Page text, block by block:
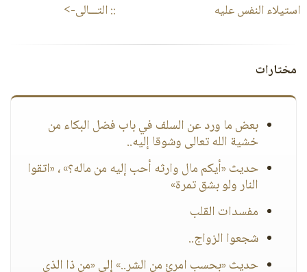
استيلاء النفس عليه
:: التـــالى->
مختارات
بعض ما ورد عن السلف في باب فضل البكاء من
خشية الله تعالى وشوقا إليه..
حديث «أيكم مال وارثه أحب إليه من ماله؟» ، «اتقوا
النار ولو بشق تمرة»
مفسدات القلب
شجعوا الزواج..
حديث «بحسب امرئ من الشر..» إلى «من ذا الذي